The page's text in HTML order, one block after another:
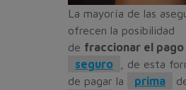
La mayoría de las
ofrecen la posibilidad
de fraccionar el pago
seguro
, de esta
de pagar la
prima